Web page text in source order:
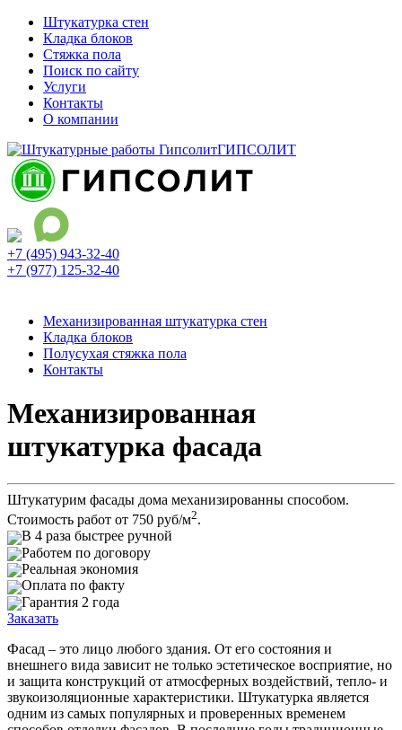
Штукатурка стен
Кладка блоков
Стяжка пола
Поиск по сайту
Услуги
Контакты
О компании
ГИПСОЛИТ
+7 (495) 943-32-40
+7 (977) 125-32-40
Механизированная штукатурка стен
Кладка блоков
Полусухая стяжка пола
Контакты
Механизированная
штукатурка фасада
Штукатурим фасады дома механизированны способом.
Стоимость работ от 750 руб/м2.
В 4 раза быстрее ручной
Работем по договору
Реальная экономия
Оплата по факту
Гарантия 2 года
Заказать
Фасад – это лицо любого здания. От его состояния и
внешнего вида зависит не только эстетическое восприятие, но
и защита конструкций от атмосферных воздействий, тепло- и
звукоизоляционные характеристики. Штукатурка является
одним из самых популярных и проверенных временем